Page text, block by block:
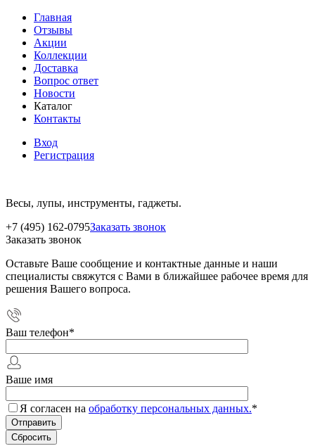
Главная
Отзывы
Акции
Коллекции
Доставка
Вопрос ответ
Новости
Каталог
Контакты
Вход
Регистрация
Весы, лупы, инструменты, гаджеты.
+7 (495) 162-0795Заказать звонок
Заказать звонок
Оставьте Ваше сообщение и контактные данные и наши
специалисты свяжутся с Вами в ближайшее рабочее время для
решения Вашего вопроса.
Ваш телефон*
Ваше имя
Я согласен на обработку персональных данных.*